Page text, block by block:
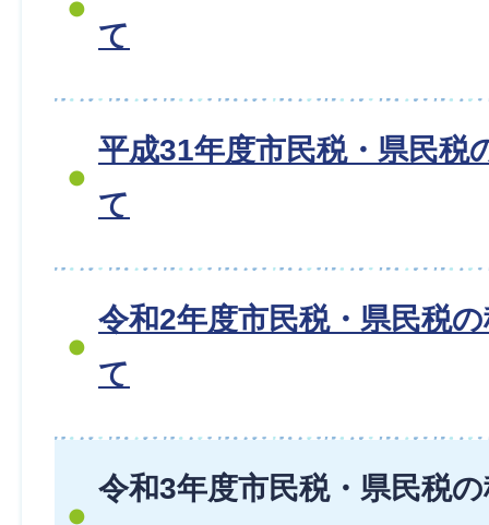
て
平成31年度市民税・県民税
て
令和2年度市民税・県民税
て
令和3年度市民税・県民税